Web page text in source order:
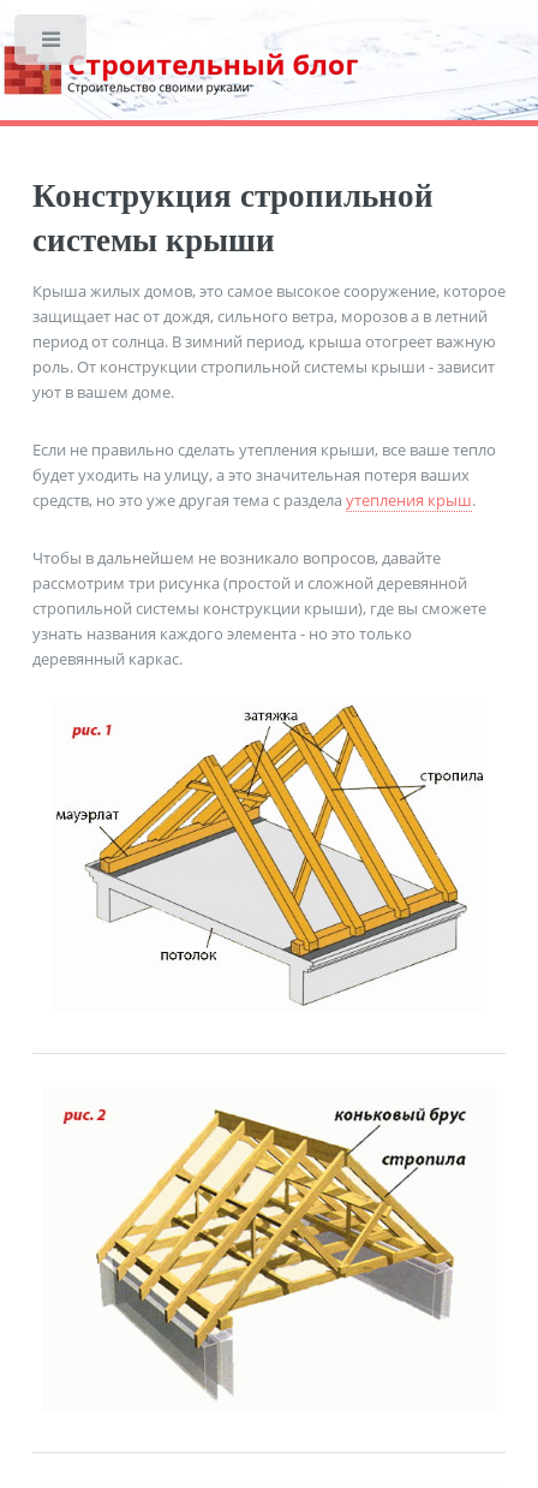
Конструкция стропильной
системы крыши
Крыша жилых домов, это самое высокое сооружение, которое
защищает нас от дождя, сильного ветра, морозов а в летний
период от солнца. В зимний период, крыша отогреет важную
роль. От конструкции стропильной системы крыши - зависит
уют в вашем доме.
Если не правильно сделать утепления крыши, все ваше тепло
будет уходить на улицу, а это значительная потеря ваших
средств, но это уже другая тема с раздела утепления крыш.
Чтобы в дальнейшем не возникало вопросов, давайте
рассмотрим три рисунка (простой и сложной деревянной
стропильной системы конструкции крыши), где вы сможете
узнать названия каждого элемента - но это только
деревянный каркас.